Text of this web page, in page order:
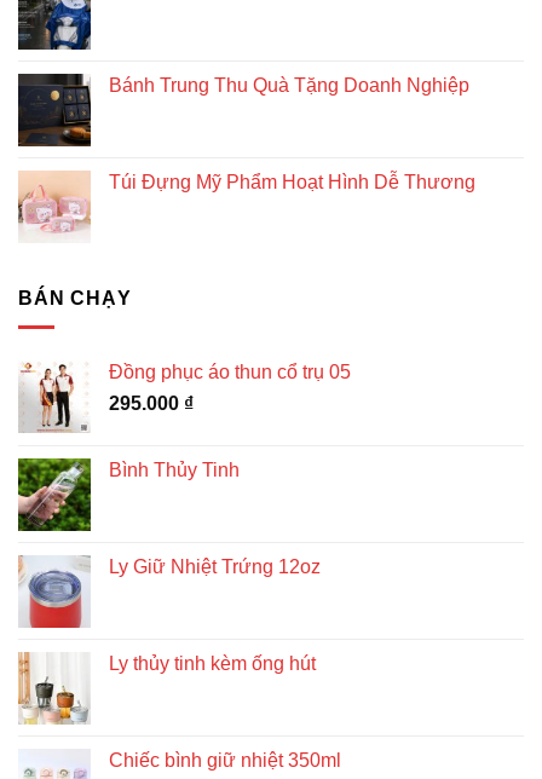
Bánh Trung Thu Quà Tặng Doanh Nghiệp
Túi Đựng Mỹ Phẩm Hoạt Hình Dễ Thương
BÁN CHẠY
Đồng phục áo thun cổ trụ 05
295.000 ₫
Bình Thủy Tinh
Ly Giữ Nhiệt Trứng 12oz
Ly thủy tinh kèm ống hút
Chiếc bình giữ nhiệt 350ml